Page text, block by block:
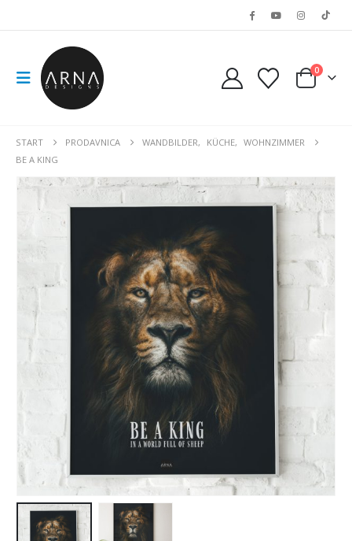
0
START PRODAVNICA WANDBILDER, KÜCHE, WOHNZIMMER
BE A KING